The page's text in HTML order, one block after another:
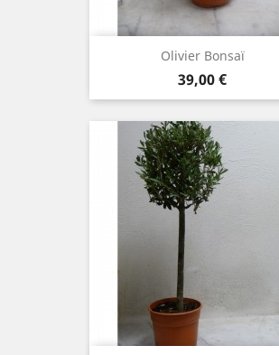
Olivier Bonsaï
Prix
39,00 €